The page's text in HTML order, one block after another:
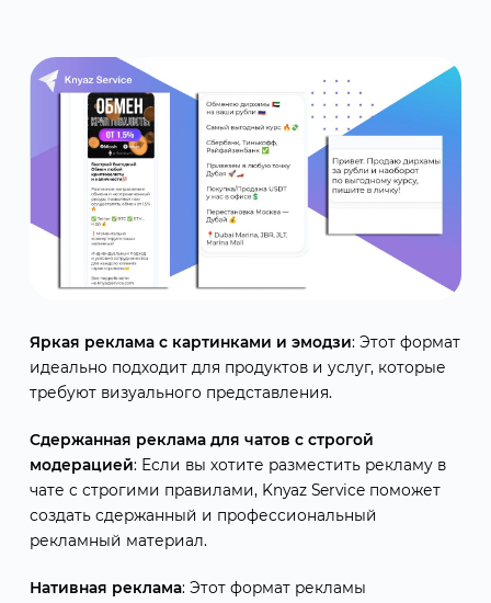
Яркая реклама с картинками и эмодзи: Этот формат
идеально подходит для продуктов и услуг, которые
требуют визуального представления.
Сдержанная реклама для чатов с строгой
модерацией: Если вы хотите разместить рекламу в
чате с строгими правилами, Knyaz Service поможет
создать сдержанный и профессиональный
рекламный материал.
Нативная реклама: Этот формат рекламы